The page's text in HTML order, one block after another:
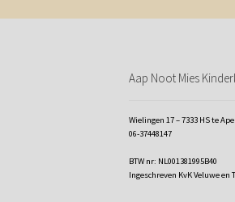
Aap Noot Mies
Wielingen 17 – 7333 HS te
06-37448147
BTW nr: NL001381995B40
Ingeschreven KvK Veluwe en